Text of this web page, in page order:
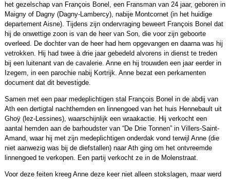
het gezelschap van François Bonel, een Fransman van 24 jaar, geboren in
Maigny of Dagny (Dagny-Lambercy), nabije Montcornet (in het huidige
departement Aisne). Tijdens zijn ondervraging beweert François Bonel dat
hij de onwettige zoon is van de heer van Son, die voor zijn geboorte
overleed. De dochter van de heer had hem opgevangen en daarna was hij
vetrokken. Hij had twee à drie jaar gebedeld alvorens in dienst te treden
bij een luitenant van de cavalerie. Anne en hij trouwden een jaar eerder in
Izegem, in een parochie nabij Kortrijk. Anne bezat een perkamenten
document dat dit bevestigde.
Samen met een paar medeplichtigen stal François Bonel in de abdij van
Ath een dertigtal nachthemden en linnengoed van het huis Hennebault uit
Ghoÿ (lez-Lessines), waarschijnlijk een wraakactie. Hij verkocht een
aantal hemden aan de barhoudster van “De Drie Tonnen” in Villers-Saint-
Amand, waar hij met zijn medeplichtigen onderdak vond terwijl Anne (die
niet aanwezig was bij de diefstallen) naar Ath ging om het ontvreemde
linnengoed te verkopen. Een partij verkocht ze in de Molenstraat.
Voor deze feiten kreeg Anne deze keer niet alleen stokslagen, maar werd